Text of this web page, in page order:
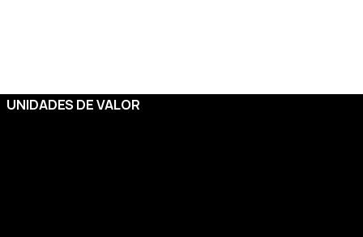
UNIDADES DE VALOR